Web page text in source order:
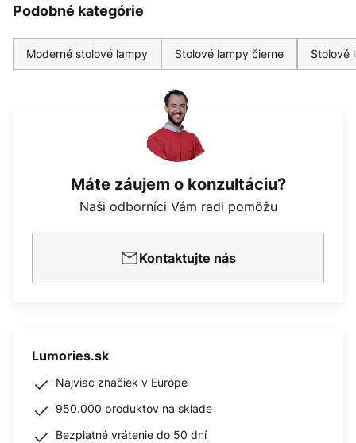
Podobné kategórie
Moderné stolové lampy Stolové lampy čierne Stolové
Máte záujem o konzultáciu?
Naši odborníci Vám radi pomôžu
Kontaktujte nás
Lumories.sk
Najviac značiek v Európe
950.000 produktov na sklade
Bezplatné vrátenie do 50 dní